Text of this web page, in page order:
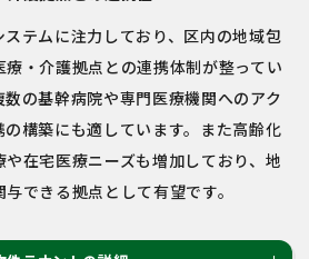
テムに注力しており、区内の地域包
・介護拠点との連携体制が整ってい
の基幹病院や専門医療機関へのアク
構築にも適しています。また高齢化
在宅医療ニーズも増加しており、地
できる拠点として有望です。